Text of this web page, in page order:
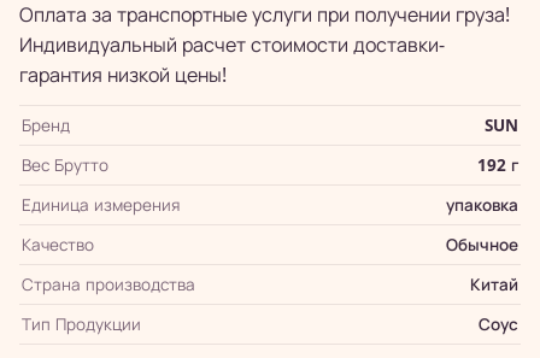
Оплата за транспортные услуги при получении груза!
Индивидуальный расчет стоимости доставки-
гарантия низкой цены!
Бренд
SUN
Вес Брутто
192 г
Единица измерения
упаковка
Качество
Обычное
Страна производства
Китай
Тип Продукции
Соус